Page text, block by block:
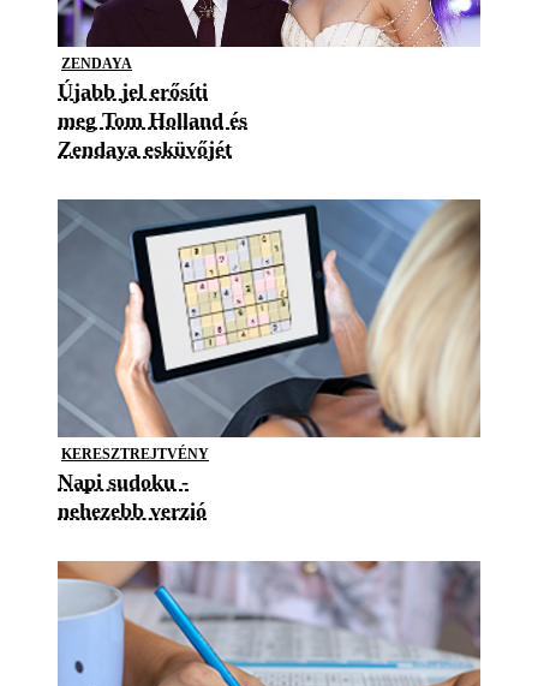
ZENDAYA
Újabb jel erősíti
meg Tom Holland és
Zendaya esküvőjét
KERESZTREJTVÉNY
Napi sudoku -
nehezebb verzió